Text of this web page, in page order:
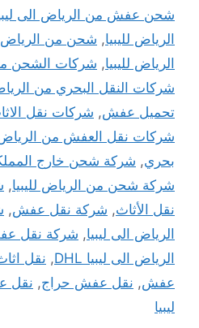
شحن عفش من الرياض الى
الرياض لليبيا, شحن من الرياض
الرياض لليبيا, شركات الشحن من
شركات النقل البحري من
تحميل عفش, شركات نقل
شركات نقل العفش من الرياض
بحري, شركة شحن خارج
شركة شحن من الرياض لليبيا,
نقل الأثاث, شركة نقل عفش,
الرياض الى ليبيا, شركة نقل
الرياض الى ليبيا DHL
, نقل
عفش, نقل عفش حراج, نقل
ليبيا